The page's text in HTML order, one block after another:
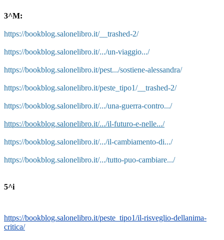
3^M:
https://bookblog.salonelibro.it/__trashed-2/
https://bookblog.salonelibro.it/.../un-viaggio.../
https://bookblog.salonelibro.it/pest.../sostiene-alessandra/
https://bookblog.salonelibro.it/peste_tipo1/__trashed-2/
https://bookblog.salonelibro.it/.../una-guerra-contro.../
https://bookblog.salonelibro.it/.../il-futuro-e-nelle.../
https://bookblog.salonelibro.it/.../il-cambiamento-di.../
https://bookblog.salonelibro.it/.../tutto-puo-cambiare.../
5^i
https://bookblog.salonelibro.it/peste_tipo1/il-risveglio-dellanima-
critica/